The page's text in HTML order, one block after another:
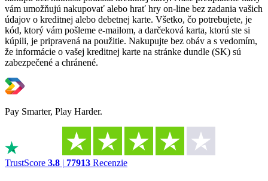
vám umožňujú nakupovať alebo hrať hry on-line bez zadania vašich
údajov o kreditnej alebo debetnej karte. Všetko, čo potrebujete, je
kód, ktorý vám pošleme e-mailom, a darčeková karta, ktorú ste si
kúpili, je pripravená na použitie. Nakupujte bez obáv a s vedomím,
že informácie o vašej kreditnej karte na stránke dundle (SK) sú
zabezpečené a chránené.
Pay Smarter, Play Harder.
TrustScore 3.8 | 77913 Recenzie